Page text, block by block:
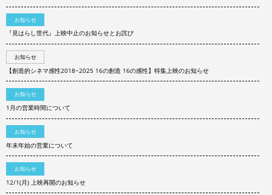
お知らせ
『見はらし世代』上映中止のお知らせとお詫び
お知らせ
【創造的シネマ感性2018−2025 16の創造 16の感性】特集上映のお知らせ
お知らせ
1月の営業時間について
お知らせ
年末年始の営業について
お知らせ
12/1(月) 上映再開のお知らせ